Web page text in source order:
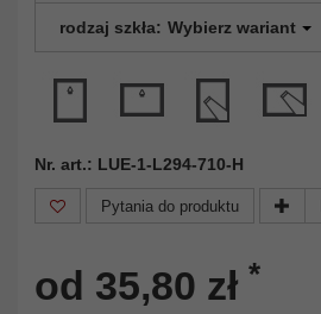
rodzaj szkła: Wybierz wariant
Nr. art.: LUE-1-L294-710-H
Pytania do produktu
od 35,80 zł *